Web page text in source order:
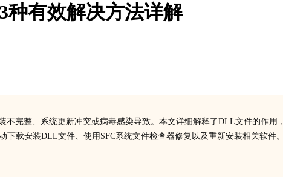
种有效解决方法详解
不完整、系统更新冲突或病毒感染导致。本文详细解释了DLL文件的作用，
载安装DLL文件、使用SFC系统文件检查器修复以及重新安装相关软件。